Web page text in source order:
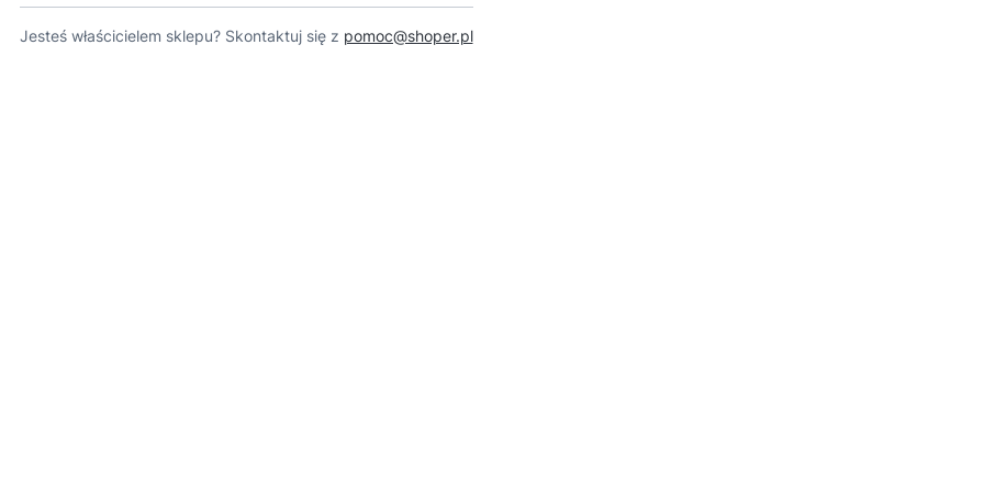
Jesteś właścicielem sklepu? Skontaktuj się z pomoc@shoper.pl